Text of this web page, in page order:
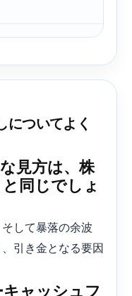
についてよく
見方は、株
同じでしょ
して暴落の余波
引き金となる要因
ャッシュフ